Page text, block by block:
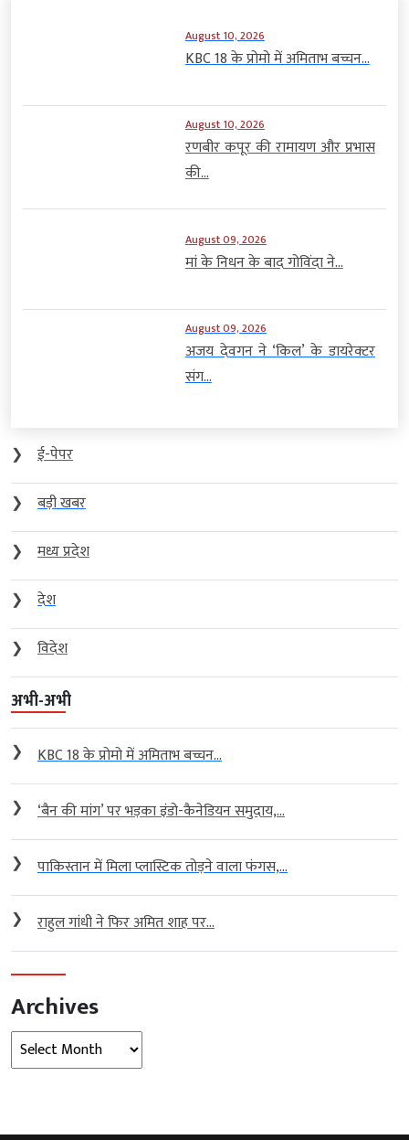
August 10, 2026
KBC 18 के प्रोमो में अमिताभ बच्चन...
August 10, 2026
रणबीर कपूर की रामायण और प्रभास
की...
August 09, 2026
मां के निधन के बाद गोविंदा ने...
August 09, 2026
अजय देवगन ने ‘किल’ के डायरेक्टर
संग...
❯
ई-पेपर
❯
बड़ी खबर
❯
मध्य प्रदेश
❯
देश
❯
विदेश
अभी-अभी
❯ KBC 18 के प्रोमो में अमिताभ बच्चन...
❯ ‘बैन की मांग’ पर भड़का इंडो-कैनेडियन समुदाय,...
❯ पाकिस्तान में मिला प्लास्टिक तोड़ने वाला फंगस,...
❯ राहुल गांधी ने फिर अमित शाह पर...
Archives
Archives